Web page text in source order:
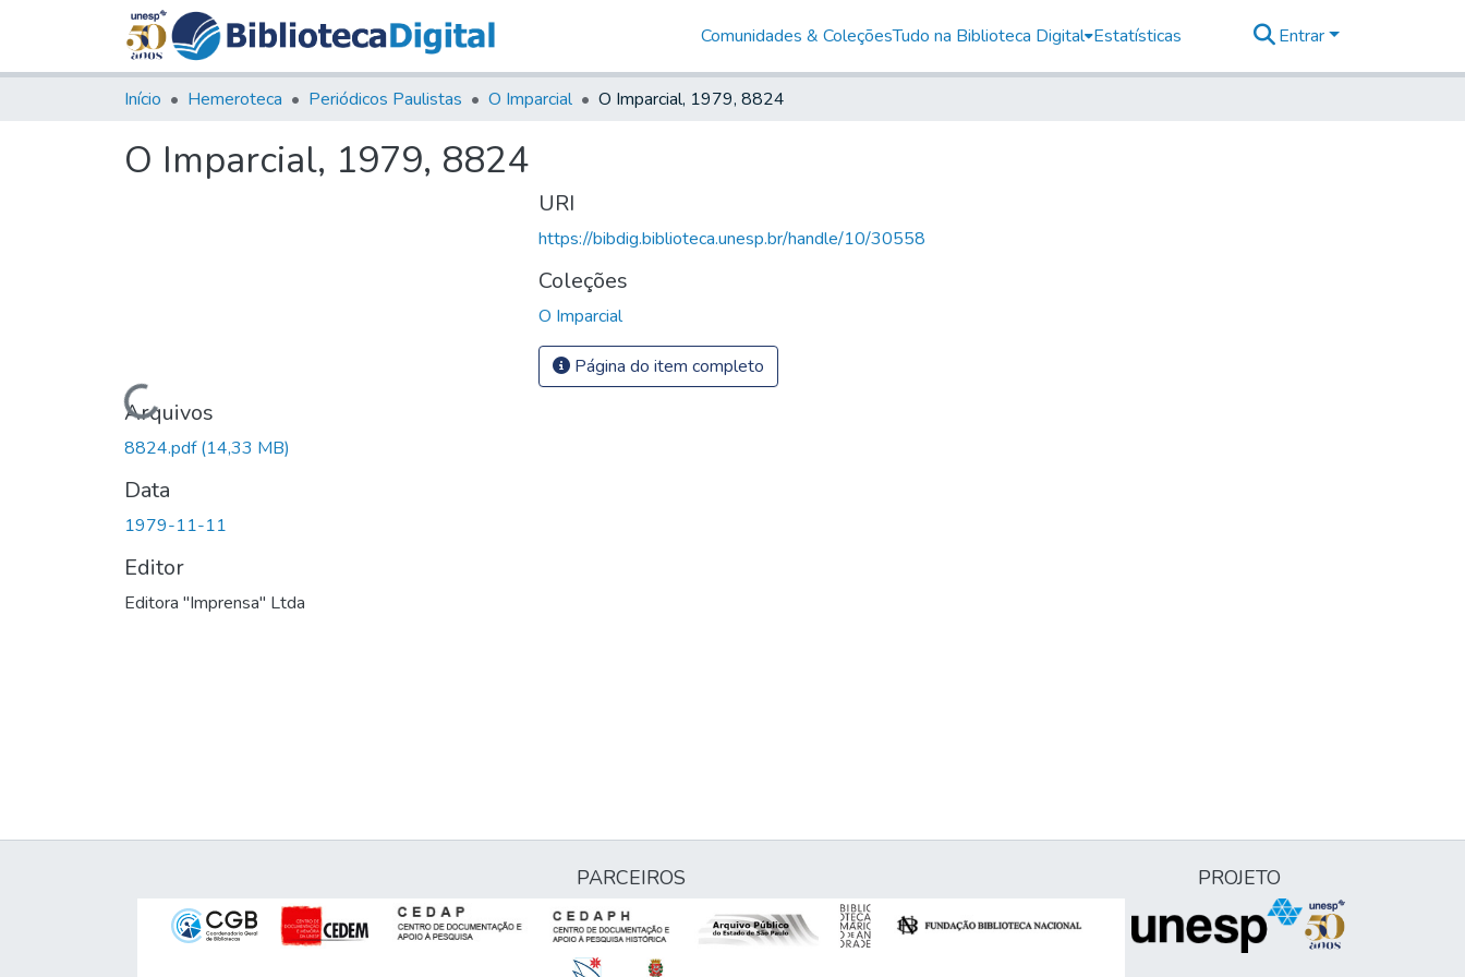
Comunidades & ColeçõesTudo na Biblioteca Digital Estatísticas Entrar
Início Hemeroteca Periódicos Paulistas O Imparcial O Imparcial, 1979, 8824
O Imparcial, 1979, 8824
Carregando...
Arquivos
8824.pdf(14,33 MB)
Data
1979-11-11
Editor
Editora "Imprensa" Ltda
URI
https://bibdig.biblioteca.unesp.br/handle/10/30558
Coleções
O Imparcial
Página do item completo
PARCEIROS PROJETO